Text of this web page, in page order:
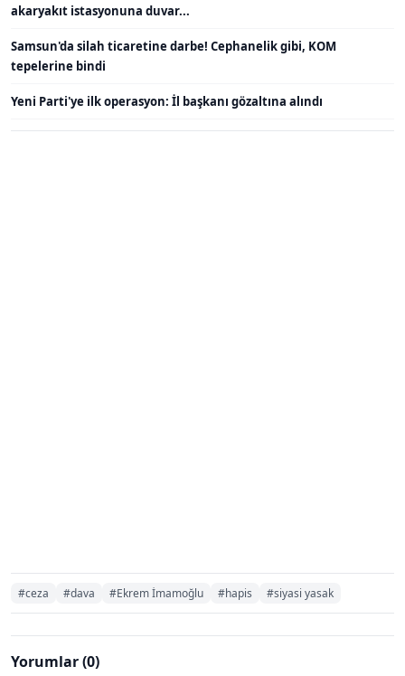
akaryakıt istasyonuna duvar...
Samsun'da silah ticaretine darbe! Cephanelik gibi, KOM
tepelerine bindi
Yeni Parti'ye ilk operasyon: İl başkanı gözaltına alındı
#ceza #dava #Ekrem İmamoğlu #hapis #siyasi yasak
Yorumlar (0)